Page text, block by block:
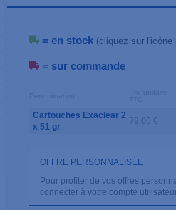
= en stock (cliquez sur
= sur commande
Cartouches Exaclear 2
x 51 gr
79.00 €
OFFRE PERSONNALISÉE
Pour profiter de vos offres
connecter à votre compte